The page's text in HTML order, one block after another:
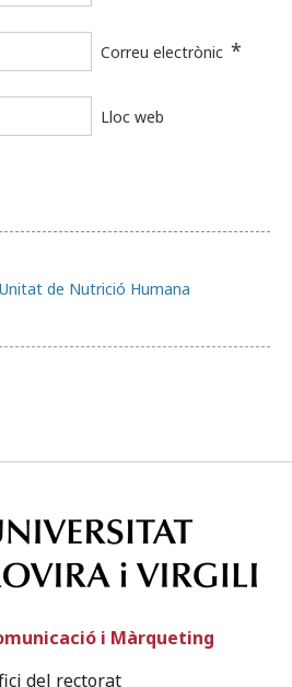
Unitat de Nutrició Humana
Correu electrònic *
Lloc web
i Màrqueting
del rectorat